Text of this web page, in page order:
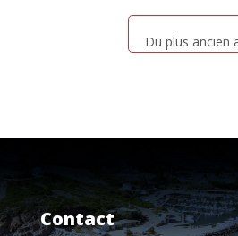
Du plus ancien
Contact